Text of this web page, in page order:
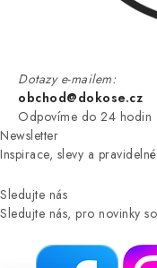
Dotazy e-mailem:
obchod@dokose.cz
Odpovíme do 24 hodin
Newsletter
Inspirace, slevy a
Sledujte nás
Sledujte nás, pro novinky